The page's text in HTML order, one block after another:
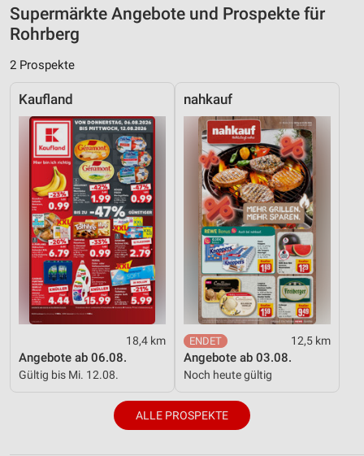
Supermärkte Angebote und Prospekte für
Rohrberg
2 Prospekte
Kaufland
18,4 km
Angebote ab 06.08.
Gültig bis Mi. 12.08.
nahkauf
12,5 km
Angebote ab 03.08.
Noch heute gültig
ALLE PROSPEKTE
Nicht-IAB-Verarbeitungszwecke:
Notwendig
Werbung